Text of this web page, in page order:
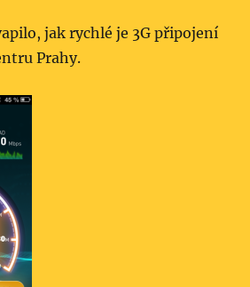
jak rychlé je 3G připojení
Prahy.